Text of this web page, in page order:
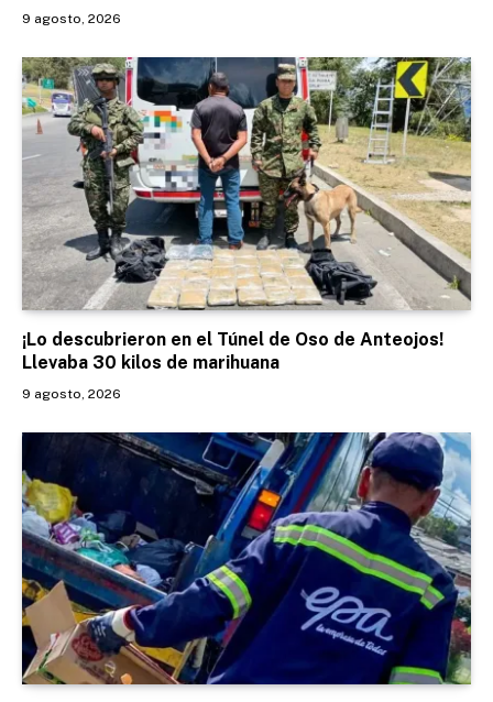
9 agosto, 2026
¡Lo descubrieron en el Túnel de Oso de Anteojos!
Llevaba 30 kilos de marihuana
9 agosto, 2026